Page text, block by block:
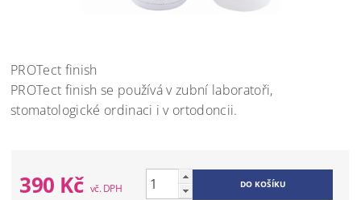
PROTect finish
PROTect finish se používá v zubní laboratoři,
stomatologické ordinaci i v ortodoncii.
390 Kč